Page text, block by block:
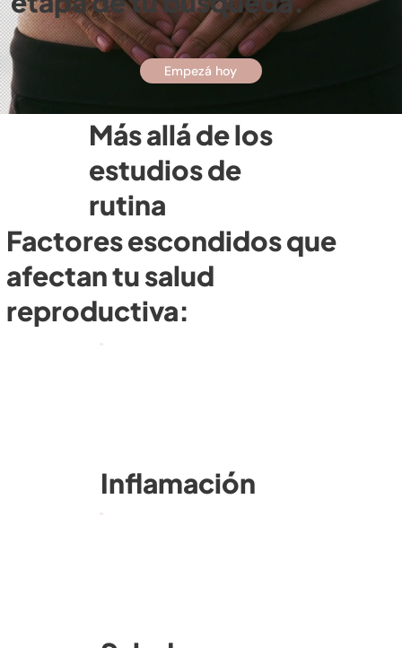
Empezá hoy
Más allá de los
estudios de
rutina
Factores escondidos que
afectan tu salud
reproductiva:
Inflamación